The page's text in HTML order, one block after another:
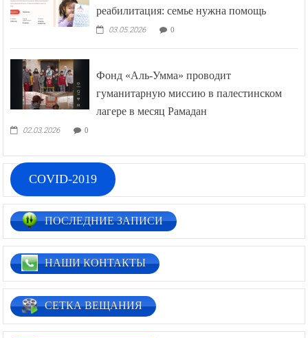
реабилитация: семье нужна помощь
03.05.2026 0
Фонд «Аль-Умма» проводит
гуманитарную миссию в палестинском
лагере в месяц Рамадан
02.03.2026 0
COVID-2019
ПОСЛЕДНИЕ ЗАПИСИ
НАШИ КОНТАКТЫ
СЕТКА ВЕЩАНИЯ